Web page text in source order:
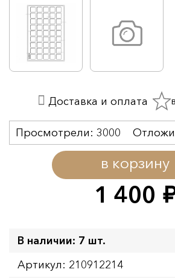
1 400
в корзину
Просмотрели: 3000
Доставка и оплата
В наличии: 7 шт.
Артикул: 210912214